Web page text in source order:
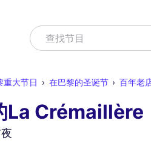
寻找查找节目
重大节日 在巴黎的圣诞节 百年老
La Crémaillère